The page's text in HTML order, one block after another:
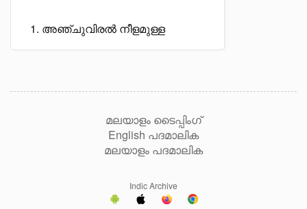
അഞ്ചുവിരൽ നീളമുള്ള
മലയാളം ടൈപ്പിംഗ്
English പദമാലിക
മലയാളം പദമാലിക
Indic Archive